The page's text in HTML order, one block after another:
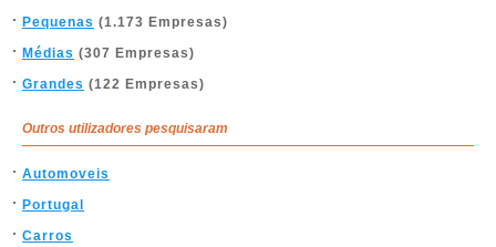
Pequenas (1.173 Empresas)
Médias (307 Empresas)
Grandes (122 Empresas)
Outros utilizadores pesquisaram
Automoveis
Portugal
Carros